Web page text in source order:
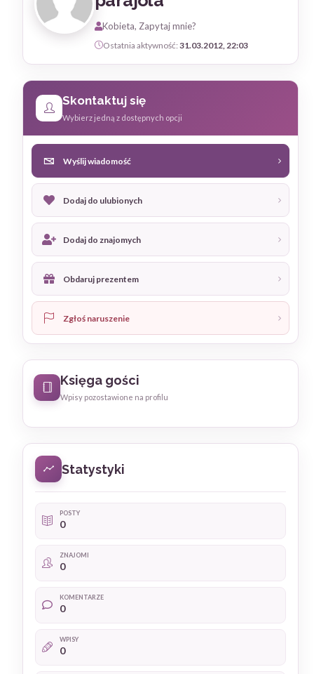
Kobieta, Zapytaj mnie?
Ostatnia aktywność: 31.03.2012, 22:03
Skontaktuj się
Wybierz jedną z dostępnych opcji
Wyślij wiadomość
Dodaj do ulubionych
Dodaj do znajomych
Obdaruj prezentem
Zgłoś naruszenie
Księga gości
Wpisy pozostawione na profilu
Statystyki
POSTY
0
ZNAJOMI
0
KOMENTARZE
0
WPISY
0